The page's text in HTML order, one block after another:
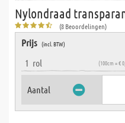
Nylondraad
(8 Beoordelingen)
Prijs (incl. BTW)
1 rol (100cm = €
Aantal